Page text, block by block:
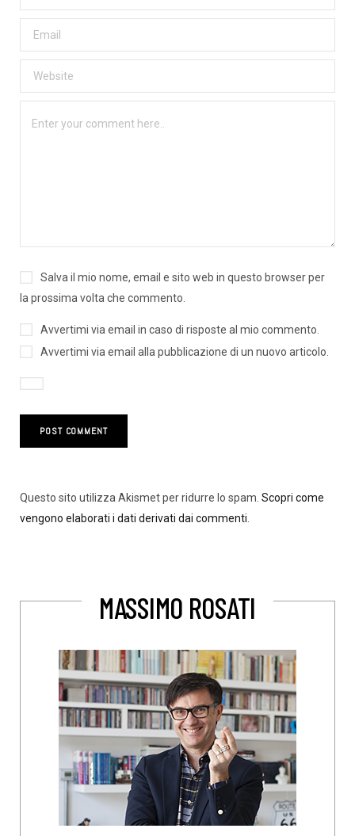
Salva il mio nome, email e sito web in questo browser per
la prossima volta che commento.
Avvertimi via email in caso di risposte al mio commento.
Avvertimi via email alla pubblicazione di un nuovo articolo.
Questo sito utilizza Akismet per ridurre lo spam. Scopri come
vengono elaborati i dati derivati dai commenti.
MASSIMO ROSATI